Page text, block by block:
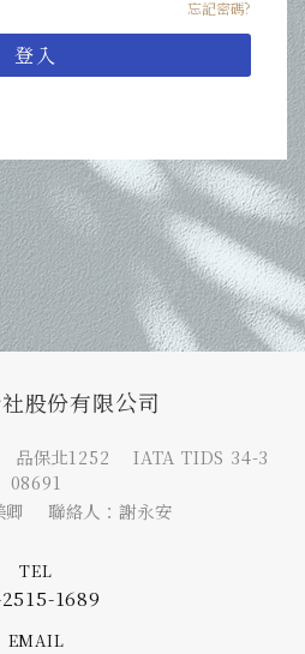
忘記密碼?
登入
股份有限公司
品保北1252 IATA TIDS 34-3
08691
卿 聯絡人：謝永安
TEL
1689
EMAIL